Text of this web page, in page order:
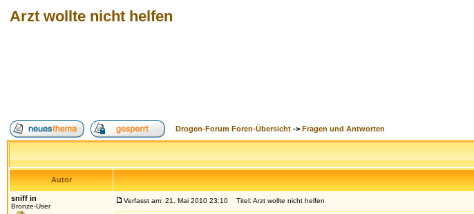
Arzt wollte nicht helfen
Drogen-Forum Foren-Übersicht -> Fragen und Antworten
Autor
sniff in
Bronze-User
Verfasst am: 21. Mai 2010 23:10 Titel: Arzt wollte nicht helfen